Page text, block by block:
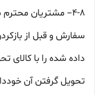
۴-۸– مشتریان
سفارش و قبل از
داده شده را با کالای
تحویل گرفتن آن